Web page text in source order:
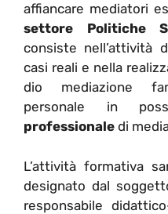
affiancare mediatori
settore Politiche
consiste nell’attività
casi reali e nella
dio mediazione
personale in
professionale di
L’attività formativa
designato dal
responsabile